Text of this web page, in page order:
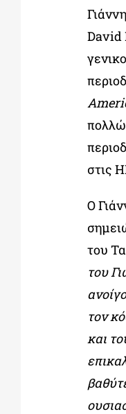
David
στις
Ο
του
του
τον
και